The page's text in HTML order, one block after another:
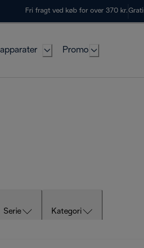
Fri fragt ved køb for over 370 kr.
Promo
Serie Kategori